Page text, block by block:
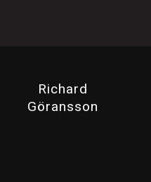
Richard
Göransson